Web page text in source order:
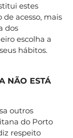
estes
acesso, mais
dos
escolha a
hábitos.
NÃO ESTÁ
outros
do Porto
respeito